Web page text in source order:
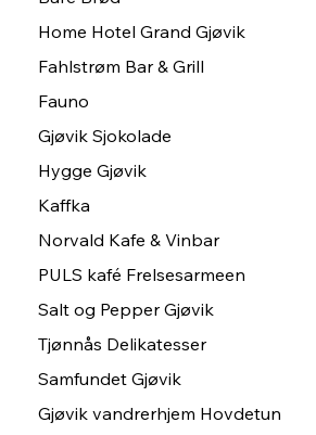
Home Hotel Grand Gjøvik
Fahlstrøm Bar & Grill
Fauno
Gjøvik Sjokolade
Hygge Gjøvik
Kaffka
Norvald Kafe & Vinbar
PULS kafé Frelsesarmeen
Salt og Pepper Gjøvik
Tjønnås Delikatesser
Samfundet Gjøvik
Gjøvik vandrerhjem Hovdetun